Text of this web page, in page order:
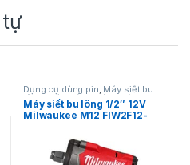
và kim loại. Thiết kế
tay cầm bọc cao su
Protection
khỏi bụi và nước,
bền bỉ trong các môi
Dụng cụ dùng pin Máy siết bu
lông, Máy siết bu lông dùng pin
12V,Milwaukee
Máy siết bu lông 1/2″ 12V
Milwaukee M12 FIW2F12-